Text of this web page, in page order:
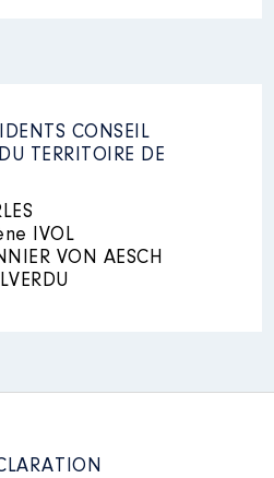
Type
CONSEIL
TERRITOIRE DE
IVOL
VON AESCH